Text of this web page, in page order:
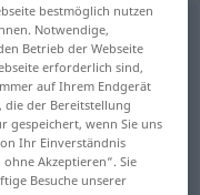
antippen)
bestmöglich nutzen
Notwendige,
Betrieb der Webseite
erforderlich sind,
auf Ihrem Endgerät
die der Bereitstellung
gespeichert, wenn Sie uns
Ihr Einverständnis
Akzeptieren“. Sie
Besuche unserer